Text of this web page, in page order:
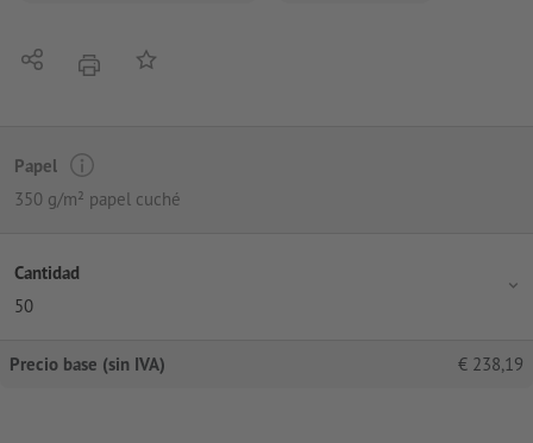
CompartirimprimirAñadir a lista de favoritos
Papel
350 g/m² papel cuché
Cantidad
50
Precio base (sin IVA) € 238,19